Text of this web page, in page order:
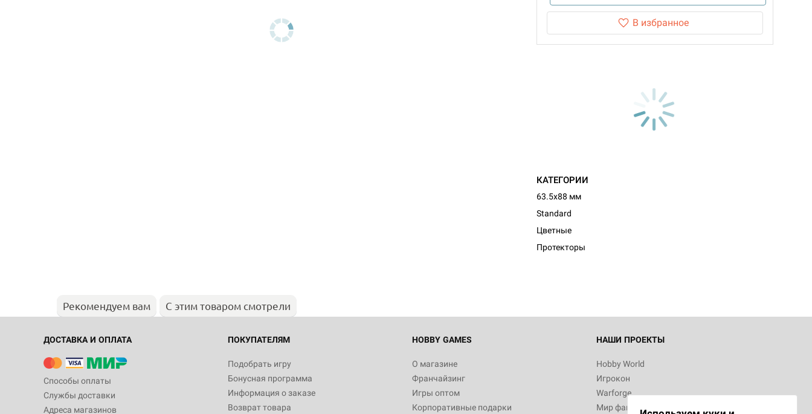
В избранное
КАТЕГОРИИ
63.5x88 мм
Standard
Цветные
Протекторы
Рекомендуем вам С этим товаром смотрели
ДОСТАВКА И ОПЛАТА
Способы оплаты
Службы доставки
Адреса магазинов
ПОКУПАТЕЛЯМ
Подобрать игру
Бонусная программа
Информация о заказе
Возврат товара
HOBBY GAMES
О магазине
Франчайзинг
Игры оптом
Корпоративные подарки
НАШИ ПРОЕКТЫ
Hobby World
Игрокон
Warforge
Мир фантастики